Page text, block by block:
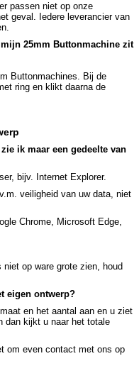
passen niet op onze
geval. Iedere leverancier van
25mm Buttonmachine zit
Buttonmachines. Bij de
ring en klikt daarna de
ik maar een gedeelte van
bijv. Internet Explorer.
veiligheid van uw data, niet
Chrome, Microsoft Edge,
op ware grote zien, houd
eigen ontwerp?
en het aantal aan en u ziet
dan kijkt u naar het totale
om even contact met ons op